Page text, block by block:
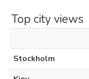
Top city views
Stockholm